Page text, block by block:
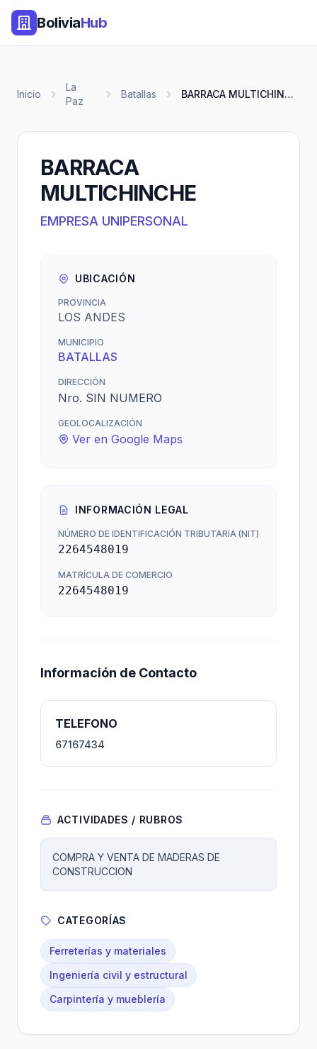
BoliviaHub
Inicio
La
Paz
Batallas BARRACA MULTICHINCHE
BARRACA
MULTICHINCHE
EMPRESA UNIPERSONAL
UBICACIÓN
PROVINCIA
LOS ANDES
MUNICIPIO
BATALLAS
DIRECCIÓN
Nro. SIN NUMERO
GEOLOCALIZACIÓN
Ver en Google Maps
INFORMACIÓN LEGAL
NÚMERO DE IDENTIFICACIÓN TRIBUTARIA (NIT)
2264548019
MATRÍCULA DE COMERCIO
2264548019
Información de Contacto
TELEFONO
67167434
ACTIVIDADES / RUBROS
COMPRA Y VENTA DE MADERAS DE
CONSTRUCCION
CATEGORÍAS
Ferreterías y materiales
Ingeniería civil y estructural
Carpintería y mueblería